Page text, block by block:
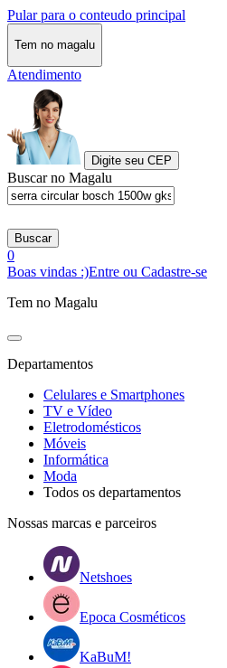
Pular para o conteudo principal
Tem no magalu
Atendimento
Digite seu CEP
Buscar no Magalu
Buscar
0
Boas vindas :)Entre ou Cadastre-se
Tem no Magalu
Departamentos
Celulares e Smartphones
TV e Vídeo
Eletrodomésticos
Móveis
Informática
Moda
Todos os departamentos
Nossas marcas e parceiros
Netshoes
Epoca Cosméticos
KaBuM!